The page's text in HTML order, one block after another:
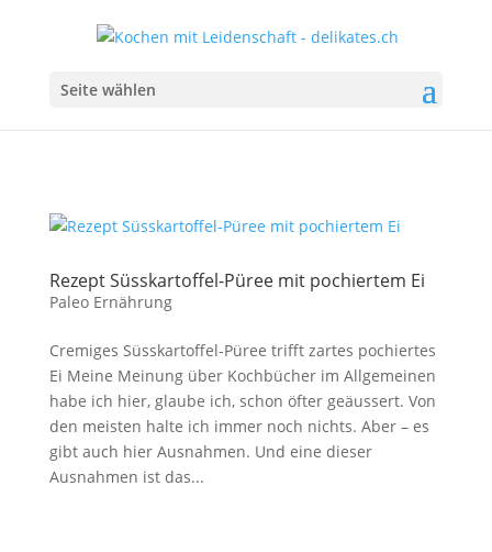
Seite wählen
Rezept Süsskartoffel-Püree mit pochiertem Ei
Paleo Ernährung
Cremiges Süsskartoffel-Püree trifft zartes pochiertes
Ei Meine Meinung über Kochbücher im Allgemeinen
habe ich hier, glaube ich, schon öfter geäussert. Von
den meisten halte ich immer noch nichts. Aber – es
gibt auch hier Ausnahmen. Und eine dieser
Ausnahmen ist das...